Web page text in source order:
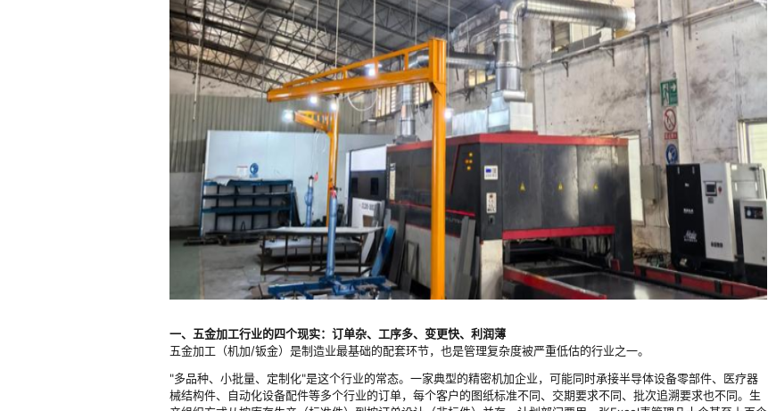
一、五金加工行业的四个现实：订单杂、工序多、变更快、利润薄
五金加工（机加/钣金）是制造业最基础的配套环节，也是管理复杂度被严重低估的行业之一。
"多品种、小批量、定制化"是这个行业的常态。一家典型的精密机加企业，可能同时承接半导体设备零部件、医疗器
械结构件、自动化设备配件等多个行业的订单，每个客户的图纸标准不同、交期要求不同、批次追溯要求也不同。生